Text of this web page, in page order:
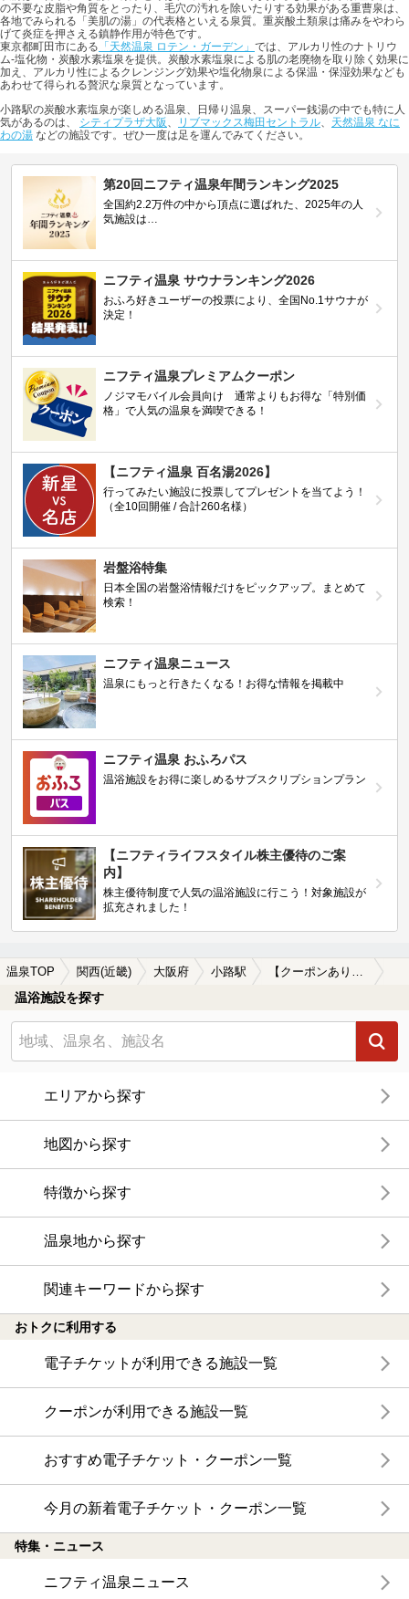
の不要な皮脂や角質をとったり、毛穴の汚れを除いたりする効果がある重曹泉は、
各地でみられる「美肌の湯」の代表格といえる泉質。重炭酸土類泉は痛みをやわら
げて炎症を押さえる鎮静作用が特色です。
東京都町田市にある 「天然温泉 ロテン・ガーデン」 では、アルカリ性のナトリウ
ム-塩化物・炭酸水素塩泉を提供。炭酸水素塩泉による肌の老廃物を取り除く効果に
加え、アルカリ性によるクレンジング効果や塩化物泉による保温・保湿効果なども
あわせて得られる贅沢な泉質となっています。
小路駅の炭酸水素塩泉が楽しめる温泉、日帰り温泉、スーパー銭湯の中でも特に人
気があるのは、 シティプラザ大阪 、 リブマックス梅田セントラル、 天然温泉 なに
わの湯 などの施設です。ぜひ一度は足を運んでみてください。
第20回ニフティ温泉年間ランキング2025
全国約2.2万件の中から頂点に選ばれた、2025年の人
気施設は…
ニフティ温泉 サウナランキング2026
おふろ好きユーザーの投票により、全国No.1サウナが
決定！
ニフティ温泉プレミアムクーポン
ノジマモバイル会員向け 通常よりもお得な「特別価
格」で人気の温泉を満喫できる！
【ニフティ温泉 百名湯2026】
行ってみたい施設に投票してプレゼントを当てよう！
（全10回開催 / 合計260名様）
岩盤浴特集
日本全国の岩盤浴情報だけをピックアップ。まとめて
検索！
ニフティ温泉ニュース
温泉にもっと行きたくなる！お得な情報を掲載中
ニフティ温泉 おふろパス
温浴施設をお得に楽しめるサブスクリプションプラン
【ニフティライフスタイル株主優待のご案
内】
株主優待制度で人気の温浴施設に行こう！対象施設が
拡充されました！
温泉TOP 関西(近畿) 大阪府 小路駅 【クーポンあり】炭酸水素塩泉が楽しめる小路駅近くの温泉、日帰り温泉、スーパー銭湯おすすめ
温浴施設を探す
エリアから探す
地図から探す
特徴から探す
温泉地から探す
関連キーワードから探す
おトクに利用する
電子チケットが利用できる施設一覧
クーポンが利用できる施設一覧
おすすめ電子チケット・クーポン一覧
今月の新着電子チケット・クーポン一覧
特集・ニュース
ニフティ温泉ニュース